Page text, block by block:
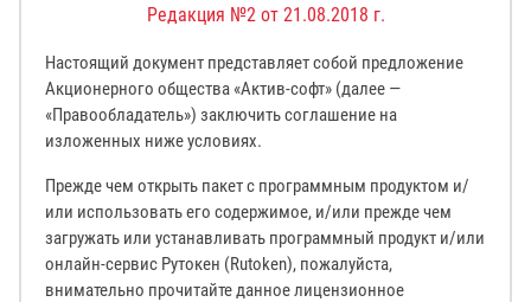
Редакция №2 от 21.08.2018 г.
Настоящий документ представляет собой предложение
Акционерного общества «Актив-софт» (далее —
«Правообладатель») заключить соглашение на
изложенных ниже условиях.
Прежде чем открыть пакет с программным продуктом и/
или использовать его содержимое, и/или прежде чем
загружать или устанавливать программный продукт и/или
онлайн-сервис Рутокен (Rutoken), пожалуйста,
внимательно прочитайте данное лицензионное